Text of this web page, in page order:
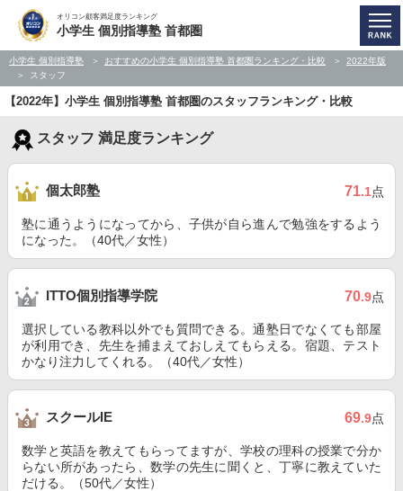
オリコン顧客満足度ランキング
小学生 個別指導塾 首都圏
小学生 個別指導塾 おすすめの小学生 個別指導塾 首都圏ランキング・比較
2022年版
スタッフ
【2022年】小学生 個別指導塾 首都圏のスタッフランキング・比較
スタッフ 満足度ランキング
個太郎塾 71.1点
塾に通うようになってから、子供が自ら進んで勉強をするよう
になった。（40代／女性）
ITTO個別指導学院 70.9点
選択している教科以外でも質問できる。通塾日でなくても部屋
が利用でき、先生を捕まえておしえてもらえる。宿題、テスト
かなり注力してくれる。（40代／女性）
スクールIE 69.9点
数学と英語を教えてもらってますが、学校の理科の授業で分か
らない所があったら、数学の先生に聞くと、丁寧に教えていた
だける。（50代／女性）